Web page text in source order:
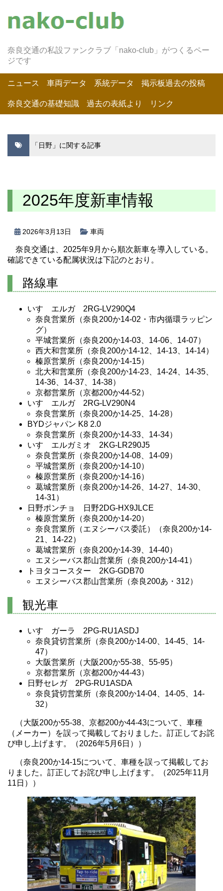
奈良交通の私設ファンクラブ「nako-club」がつくるペー
ジです
ニュース 車両データ 系統データ 掲示板過去の投稿
奈良交通の基礎知識 過去の表紙より リンク
「日野」に関する記事
2025年度新車情報
2026年3月13日 車両
奈良交通は、2025年9月から順次新車を導入している。
確認できている配属状況は下記のとおり。
路線車
いすゞエルガ 2RG-LV290Q4
奈良営業所（奈良200か14-02・市内循環ラッピン
グ）
平城営業所（奈良200か14-03、14-06、14-07）
西大和営業所（奈良200か14-12、14-13、14-14）
榛原営業所（奈良200か14-15）
北大和営業所（奈良200か14-23、14-24、14-35、
14-36、14-37、14-38）
京都営業所（京都200か44-52）
いすゞエルガ 2RG-LV290N4
奈良営業所（奈良200か14-25、14-28）
BYDジャパン K8 2.0
奈良営業所（奈良200か14-33、14-34）
いすゞエルガミオ 2KG-LR290J5
奈良営業所（奈良200か14-08、14-09）
平城営業所（奈良200か14-10）
榛原営業所（奈良200か14-16）
葛城営業所（奈良200か14-26、14-27、14-30、
14-31）
日野ポンチョ 日野2DG-HX9JLCE
榛原営業所（奈良200か14-20）
奈良営業所（エヌシーバス委託）（奈良200か14-
21、14-22）
葛城営業所（奈良200か14-39、14-40）
エヌシーバス郡山営業所（奈良200か14-41）
トヨタコースター 2KG-GDB70
エヌシーバス郡山営業所（奈良200あ・312）
観光車
いすゞガーラ 2PG-RU1ASDJ
奈良貸切営業所（奈良200か14-00、14-45、14-
47）
大阪営業所（大阪200か55-38、55-95）
京都営業所（京都200か44-43）
日野セレガ 2PG-RU1ASDA
奈良貸切営業所（奈良200か14-04、14-05、14-
32）
（大阪200か55-38、京都200か44-43について、車種
（メーカー）を誤って掲載しておりました。訂正してお詫
び申し上げます。（2026年5月6日））
（奈良200か14-15について、車種を誤って掲載してお
りました。訂正してお詫び申し上げます。（2025年11月
11日））